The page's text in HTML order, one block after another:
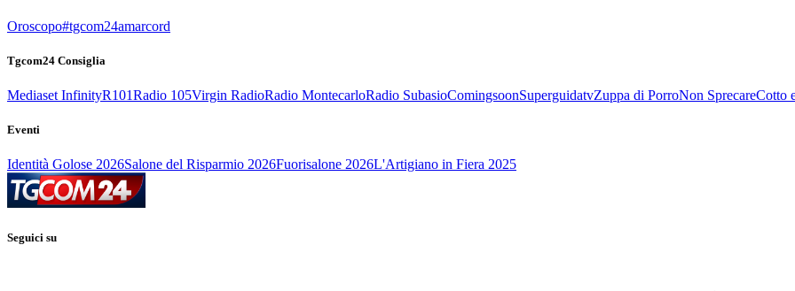
Oroscopo#tgcom24amarcord
Tgcom24 Consiglia
Mediaset InfinityR101Radio 105Virgin RadioRadio MontecarloRadio SubasioComingsoonSuperguidatvZuppa di PorroNon SprecareCotto
Eventi
Identità Golose 2026Salone del Risparmio 2026Fuorisalone 2026L'Artigiano in Fiera 2025
Seguici su